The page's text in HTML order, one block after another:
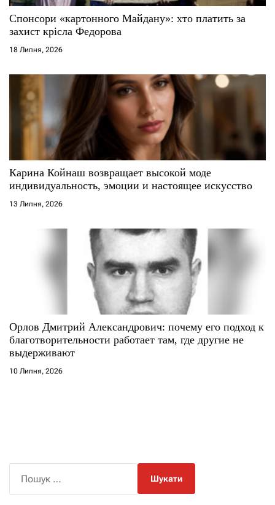
Спонсори «картонного Майдану»: хто платить за
захист крісла Федорова
18 Липня, 2026
Карина Койнаш возвращает высокой моде
индивидуальность, эмоции и настоящее искусство
13 Липня, 2026
Орлов Дмитрий Александрович: почему его подход к
благотворительности работает там, где другие не
выдерживают
10 Липня, 2026